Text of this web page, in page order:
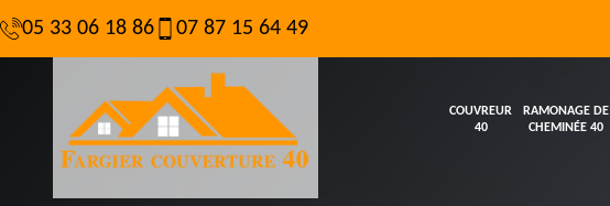
05 33 06 18 86 07 87 15 64 49
COUVREUR
40
RAMONAGE DE
CHEMINÉE 40